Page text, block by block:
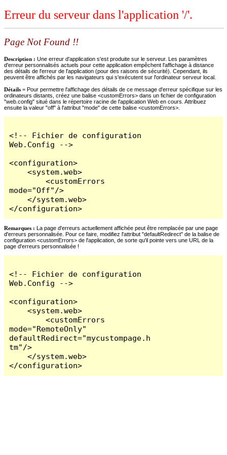
Erreur du serveur dans l'application '/'.
Page Not Found !!
Description : Une erreur d'application s'est produite sur le serveur. Les paramètres
d'erreur personnalisés actuels pour cette application empêchent l'affichage à distance
des détails de l'erreur de l'application (pour des raisons de sécurité). Cependant, ils
peuvent être affichés par les navigateurs qui s'exécutent sur l'ordinateur serveur local.
Détails = Pour permettre l'affichage des détails de ce message d'erreur spécifique sur les
ordinateurs distants, créez une balise <customErrors> dans un fichier de configuration
"web.config" situé dans le répertoire racine de l'application Web en cours. Attribuez
ensuite la valeur "off" à l'attribut "mode" de cette balise <customErrors>.
<!-- Fichier de configuration
Web.Config -->
<configuration>
    <system.web>
        <customErrors
mode="Off"/>
    </system.web>
</configuration>
Remarques : La page d'erreurs actuellement affichée peut être remplacée par une page
d'erreurs personnalisée. Pour ce faire, modifiez l'attribut "defaultRedirect" de la balise de
configuration <customErrors> de l'application, de sorte qu'il pointe vers une URL de la
page d'erreurs personnalisée !
<!-- Fichier de configuration
Web.Config -->
<configuration>
    <system.web>
        <customErrors
mode="RemoteOnly"
defaultRedirect="mycustompage.h
tm"/>
    </system.web>
</configuration>